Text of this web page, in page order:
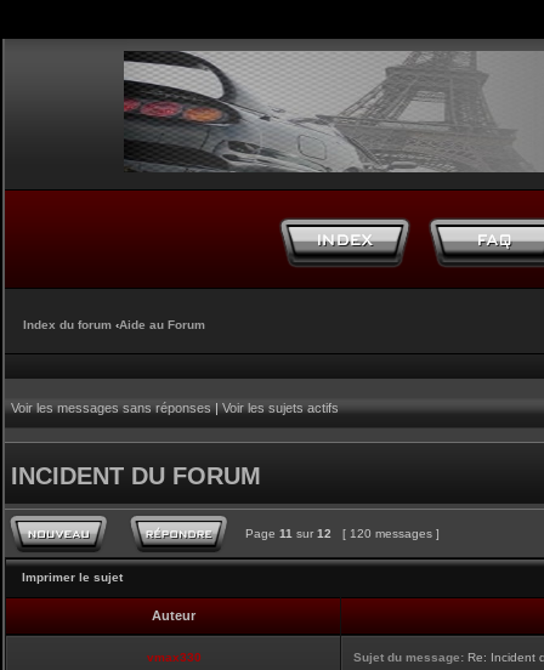
Index du forum ‹Aide au Forum
Voir les messages sans réponses|Voir les sujets actifs
INCIDENT DU FORUM
Page 11 sur 12 [ 120 messages ]
Imprimer le sujet
Auteur
vmax330 Sujet du message: Re: Incident